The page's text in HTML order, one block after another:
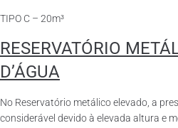
TIPO C – 20m³
RESERVATÓRIO
D’ÁGUA
No Reservatório metálico elevado, a
considerável devido à elevada altura e